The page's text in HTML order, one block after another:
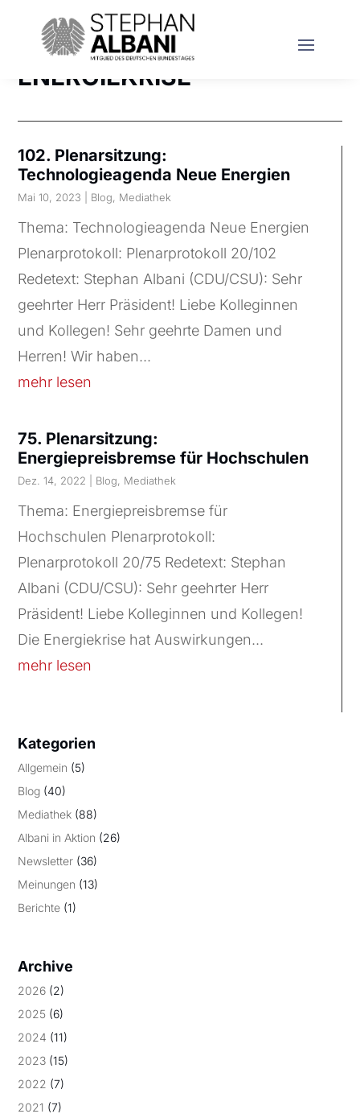
ENERGIEKRISE
102. Plenarsitzung:
Technologieagenda Neue Energien
Mai 10, 2023 Blog, Mediathek
Thema: Technologieagenda Neue Energien
Plenarprotokoll: Plenarprotokoll 20/102
Redetext: Stephan Albani (CDU/CSU): Sehr
geehrter Herr Präsident! Liebe Kolleginnen
und Kollegen! Sehr geehrte Damen und
Herren! Wir haben...
mehr lesen
75. Plenarsitzung:
Energiepreisbremse für Hochschulen
Dez. 14, 2022 Blog, Mediathek
Thema: Energiepreisbremse für
Hochschulen Plenarprotokoll:
Plenarprotokoll 20/75 Redetext: Stephan
Albani (CDU/CSU): Sehr geehrter Herr
Präsident! Liebe Kolleginnen und Kollegen!
Die Energiekrise hat Auswirkungen...
mehr lesen
Kategorien
Allgemein (5)
Blog (40)
Mediathek (88)
Albani in Aktion (26)
Newsletter (36)
Meinungen (13)
Berichte (1)
Archive
2026 (2)
2025 (6)
2024 (11)
2023 (15)
2022 (7)
2021 (7)